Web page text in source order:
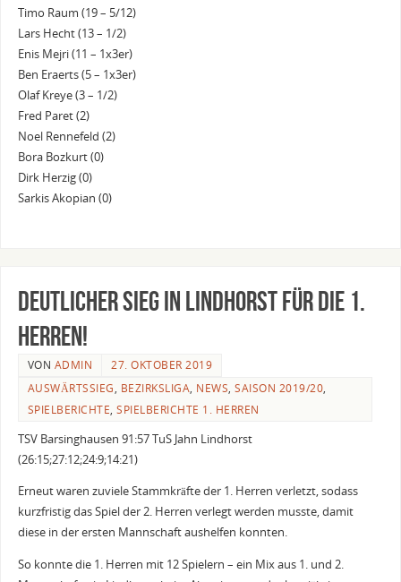
Timo Raum (19 – 5/12)
Lars Hecht (13 – 1/2)
Enis Mejri (11 – 1x3er)
Ben Eraerts (5 – 1x3er)
Olaf Kreye (3 – 1/2)
Fred Paret (2)
Noel Rennefeld (2)
Bora Bozkurt (0)
Dirk Herzig (0)
Sarkis Akopian (0)
Deutlicher Sieg in Lindhorst für die 1.
Herren!
VON ADMIN
27. OKTOBER 2019
AUSWÄRTSSIEG, BEZIRKSLIGA, NEWS,SAISON 2019/20,
SPIELBERICHTE,SPIELBERICHTE 1. HERREN
TSV Barsinghausen 91:57 TuS Jahn Lindhorst
(26:15;27:12;24:9;14:21)
Erneut waren zuviele Stammkräfte der 1. Herren verletzt, sodass
kurzfristig das Spiel der 2. Herren verlegt werden musste, damit
diese in der ersten Mannschaft aushelfen konnten.
So konnte die 1. Herren mit 12 Spielern – ein Mix aus 1. und 2.